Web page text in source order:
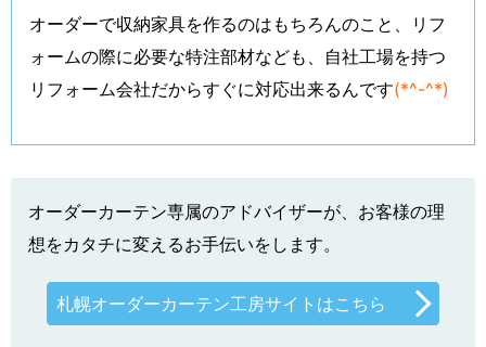
オーダーで収納家具を作るのはもちろんのこと、リフ
ォームの際に必要な特注部材なども、自社工場を持つ
リフォーム会社だからすぐに対応出来るんです(*^-^*)
オーダーカーテン専属のアドバイザーが、お客様の理
想をカタチに変えるお手伝いをします。
札幌オーダーカーテン工房サイトはこちら